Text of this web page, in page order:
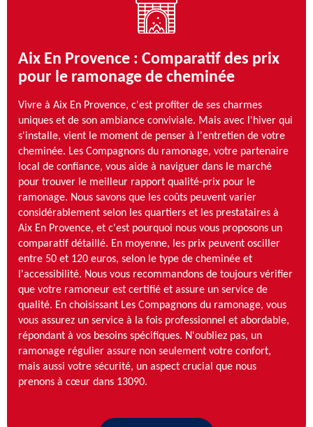
Aix En Provence : Comparatif des prix
pour le ramonage de cheminée
Vivre à Aix En Provence, c'est profiter de ses charmes
uniques et de son ambiance conviviale. Mais avec l'hiver qui
s'installe, vient le moment de penser à l'entretien de votre
cheminée. Les Compagnons du ramonage, votre partenaire
local de confiance, vous aide à naviguer dans le marché
pour trouver le meilleur rapport qualité-prix pour le
ramonage. Nous savons que les coûts peuvent varier
considérablement selon les quartiers et les prestataires à
Aix En Provence, et c'est pourquoi nous vous proposons un
comparatif détaillé. En moyenne, les prix peuvent osciller
entre 50 et 120 euros, selon le type de cheminée et
l'accessibilité. Nous vous recommandons de toujours vérifier
que votre ramoneur est certifié et assure un service de
qualité. En choisissant Les Compagnons du ramonage, vous
vous assurez un service à la fois professionnel et abordable,
répondant à vos besoins spécifiques. N'oubliez pas, un
ramonage régulier assure non seulement votre confort,
mais aussi votre sécurité, un aspect crucial que nous
prenons à cœur dans 13090.